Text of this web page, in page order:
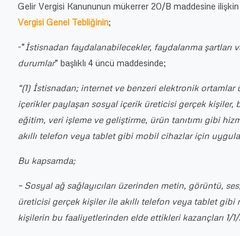
Gelir Vergisi Kanununun mükerrer 20/B maddesine
Vergisi Genel Tebliğinin;
-“ İstisnadan faydalanabilecekler, faydalanma şartları
durumlar” başlıklı 4 üncü maddesinde;
“(1) İstisnadan; internet ve benzeri elektronik
içerikler paylaşan sosyal içerik üreticisi gerçek kişiler,
eğitim, veri işleme ve geliştirme, ürün tanıtımı gibi
akıllı telefon veya tablet gibi mobil cihazlar için
Bu kapsamda;
– Sosyal ağ sağlayıcıları üzerinden metin, görüntü,
üreticisi gerçek kişiler ile akıllı telefon veya tablet
kişilerin bu faaliyetlerinden elde ettikleri kazançları 1/